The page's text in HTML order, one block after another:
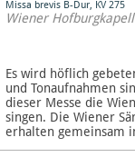
Missa brevis B-Dur, KV 275
Wiener
Es wird höflich
und Tonaufnahmen
dieser Messe die
singen. Die Wiener
erhalten gemeinsam